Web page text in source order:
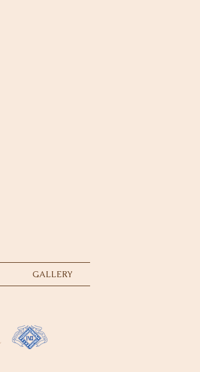
GALLERY